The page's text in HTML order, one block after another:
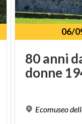
06/
80anni
donne
Ecomuseo